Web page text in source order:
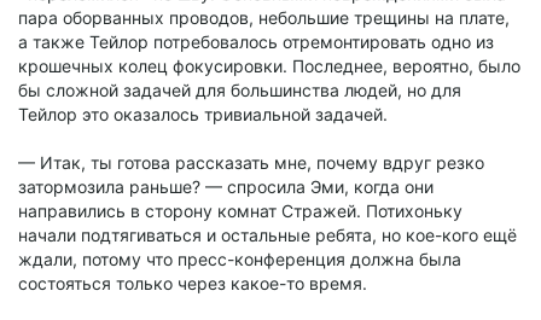
пара оборванных проводов, небольшие трещины на плате,
а также Тейлор потребовалось отремонтировать одно из
крошечных колец фокусировки. Последнее, вероятно, было
бы сложной задачей для большинства людей, но для
Тейлор это оказалось тривиальной задачей.
— Итак, ты готова рассказать мне, почему вдруг резко
затормозила раньше? — спросила Эми, когда они
направились в сторону комнат Стражей. Потихоньку
начали подтягиваться и остальные ребята, но кое-кого ещё
ждали, потому что пресс-конференция должна была
состояться только через какое-то время.